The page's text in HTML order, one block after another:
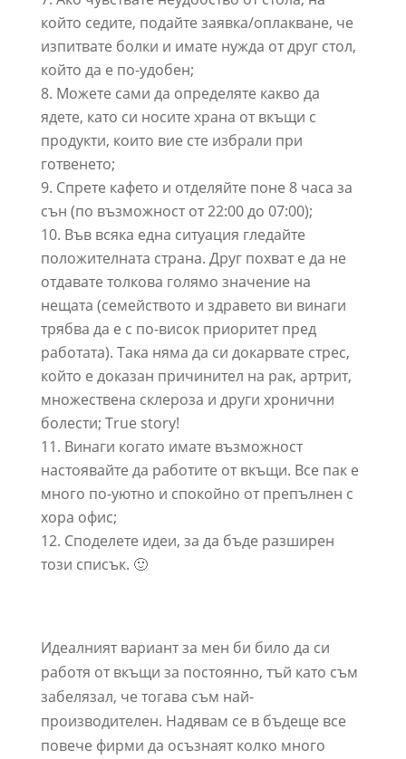
който седите, подайте заявка/оплакване, че
изпитвате болки и имате нужда от друг стол,
който да е по-удобен;
Можете сами да определяте какво да
ядете, като си носите храна от вкъщи с
продукти, които вие сте избрали при
готвенето;
Спрете кафето и отделяйте поне 8 часа за
сън (по възможност от 22:00 до 07:00);
Във всяка една ситуация гледайте
положителната страна. Друг похват е да не
отдавате толкова голямо значение на
нещата (семейството и здравето ви винаги
трябва да е с по-висок приоритет пред
работата). Така няма да си докарвате стрес,
който е доказан причинител на рак, артрит,
множествена склероза и други хронични
болести; True story!
Винаги когато имате възможност
настоявайте да работите от вкъщи. Все пак е
много по-уютно и спокойно от препълнен с
хора офис;
Споделете идеи, за да бъде разширен
този списък. 🙂
Идеалният вариант за мен би било да си
работя от вкъщи за постоянно, тъй като съм
забелязал, че тогава съм най-
производителен. Надявам се в бъдеще все
повече фирми да осъзнаят колко много